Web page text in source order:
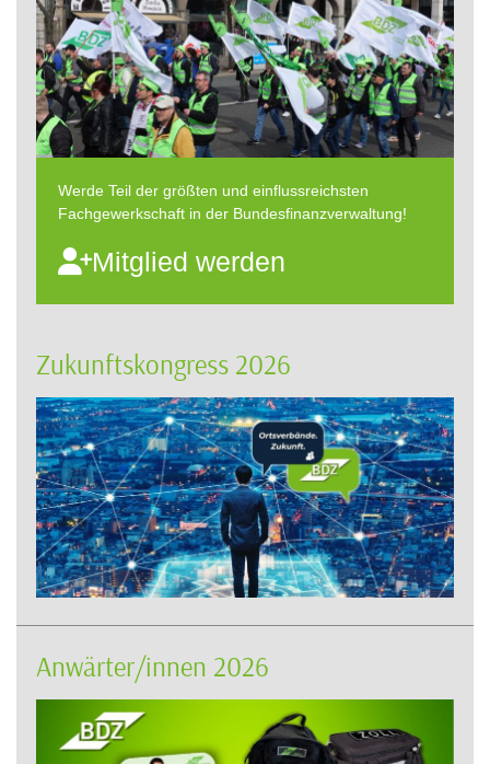
Werde Teil der größten und einflussreichsten
Fachgewerkschaft in der Bundesfinanzverwaltung!
Mitglied werden
Zukunftskongress 2026
Anwärter/innen 2026